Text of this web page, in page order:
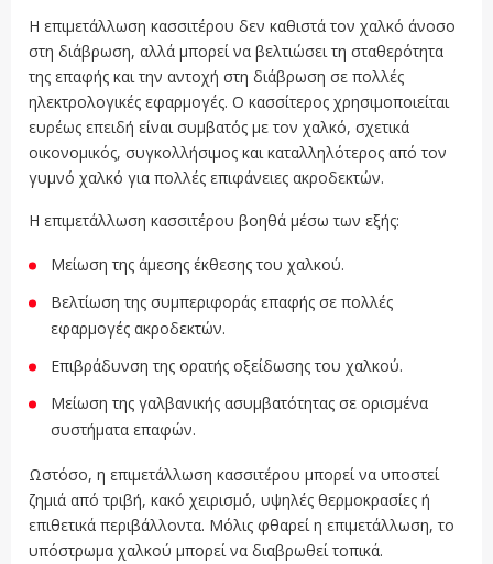
Η επιμετάλλωση κασσιτέρου δεν καθιστά τον χαλκό άνοσο
στη διάβρωση, αλλά μπορεί να βελτιώσει τη σταθερότητα
της επαφής και την αντοχή στη διάβρωση σε πολλές
ηλεκτρολογικές εφαρμογές. Ο κασσίτερος χρησιμοποιείται
ευρέως επειδή είναι συμβατός με τον χαλκό, σχετικά
οικονομικός, συγκολλήσιμος και καταλληλότερος από τον
γυμνό χαλκό για πολλές επιφάνειες ακροδεκτών.
Η επιμετάλλωση κασσιτέρου βοηθά μέσω των εξής:
Μείωση της άμεσης έκθεσης του χαλκού.
Βελτίωση της συμπεριφοράς επαφής σε πολλές
εφαρμογές ακροδεκτών.
Επιβράδυνση της ορατής οξείδωσης του χαλκού.
Μείωση της γαλβανικής ασυμβατότητας σε ορισμένα
συστήματα επαφών.
Ωστόσο, η επιμετάλλωση κασσιτέρου μπορεί να υποστεί
ζημιά από τριβή, κακό χειρισμό, υψηλές θερμοκρασίες ή
επιθετικά περιβάλλοντα. Μόλις φθαρεί η επιμετάλλωση, το
υπόστρωμα χαλκού μπορεί να διαβρωθεί τοπικά.